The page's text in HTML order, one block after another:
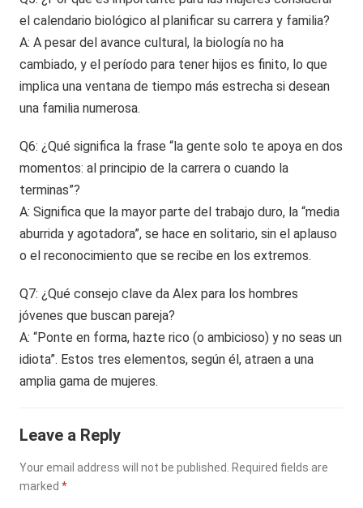
el calendario biológico al planificar su carrera y familia?
A: A pesar del avance cultural, la biología no ha
cambiado, y el período para tener hijos es finito, lo que
implica una ventana de tiempo más estrecha si desean
una familia numerosa.
Q6: ¿Qué significa la frase “la gente solo te apoya en dos
momentos: al principio de la carrera o cuando la
terminas”?
A: Significa que la mayor parte del trabajo duro, la “media
aburrida y agotadora”, se hace en solitario, sin el aplauso
o el reconocimiento que se recibe en los extremos.
Q7: ¿Qué consejo clave da Alex para los hombres
jóvenes que buscan pareja?
A: “Ponte en forma, hazte rico (o ambicioso) y no seas un
idiota”. Estos tres elementos, según él, atraen a una
amplia gama de mujeres.
Leave a Reply
Your email address will not be published.
Required fields are
marked*